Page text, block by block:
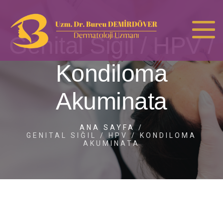
Genital Siğil / HPV /
Kondiloma
Akuminata
ANA SAYFA /
GENITAL SIĞIL / HPV / KONDILOMA
AKUMINATA